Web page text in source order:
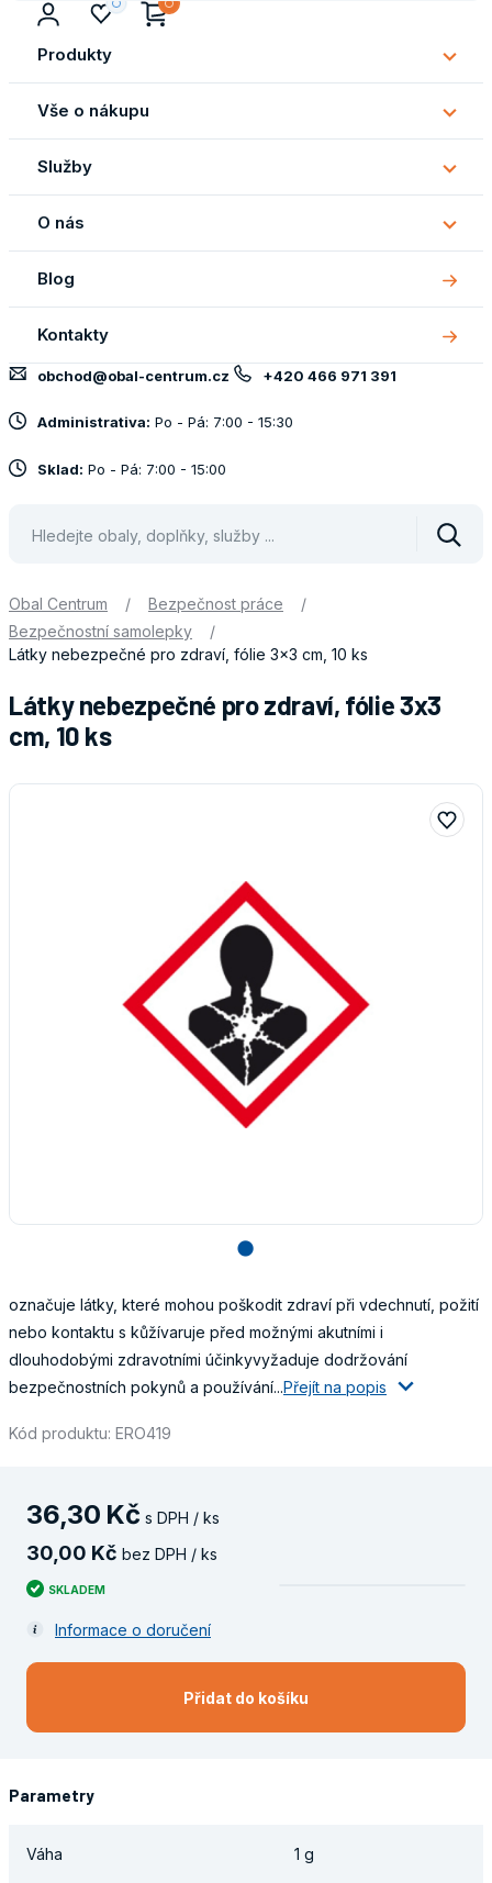
Produkty
Vše o nákupu
Vše
o
Služby
O nás
O
nás
Blog
Kontakty
obchod@obal-centrum.cz +420 466 971 391
Administrativa: Po - Pá: 7:00 - 15:30
Sklad: Po - Pá: 7:00 - 15:00
Obal Centrum / Bezpečnost práce
/
Bezpečnostní samolepky
/
Látky nebezpečné pro zdraví, fólie 3x3 cm, 10 ks
Látky nebezpečné pro zdraví, fólie 3x3
cm, 10 ks
lens
označuje látky, které mohou poškodit zdraví při vdechnutí, požití
nebo kontaktu s kůžívaruje před možnými akutními i
dlouhodobými zdravotními účinkyvyžaduje dodržování
bezpečnostních pokynů a používání...Přejít na popis
Kód produktu: ERO419
36,30 Kč s DPH / ks
30 00 Kč bez DPH / ks
SKLADEM
Informace o doručení
Přidat do košíku
Parametry
Váha 1 g